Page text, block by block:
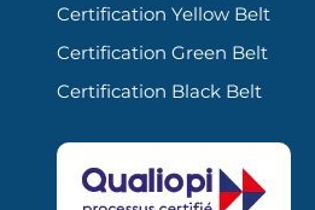
Certification Yellow Belt
Certification Green Belt
Certification Black Belt